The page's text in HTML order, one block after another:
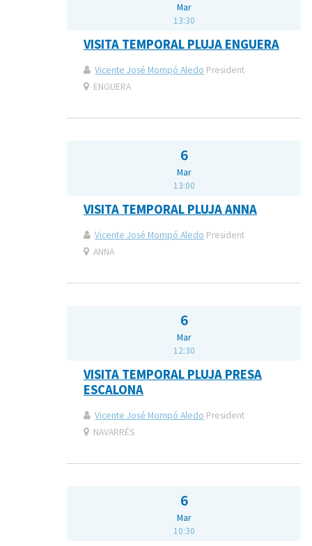
Mar
13:30
VISITA TEMPORAL PLUJA ENGUERA
Vicente José Mompó Aledo President
ENGUERA
6
Mar
13:00
VISITA TEMPORAL PLUJA ANNA
Vicente José Mompó Aledo President
ANNA
6
Mar
12:30
VISITA TEMPORAL PLUJA PRESA
ESCALONA
Vicente José Mompó Aledo President
NAVARRÉS
6
Mar
10:30